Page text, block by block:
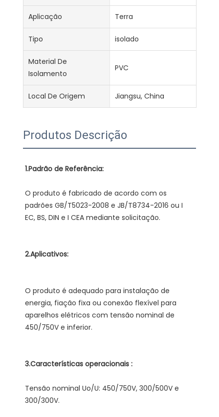
Aplicação Terra
Tipo isolado
Material De
Isolamento
PVC
Local De Origem Jiangsu, China
Produtos Descrição
O produto é fabricado de acordo com os
padrões GB/T5023-2008 e JB/T8734-2016 ou I
O produto é adequado para instalação de
energia, fiação fixa ou conexão flexível para
aparelhos elétricos com tensão nominal de
Tensão nominal Uo/U: 450/750V, 300/500V e